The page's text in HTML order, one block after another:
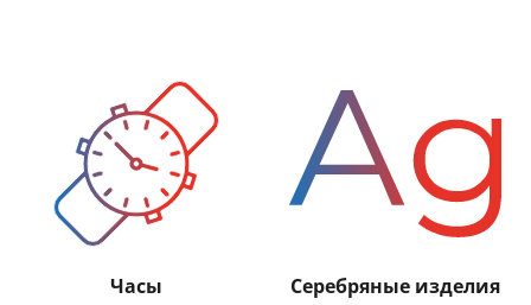
Часы Серебряные изделия